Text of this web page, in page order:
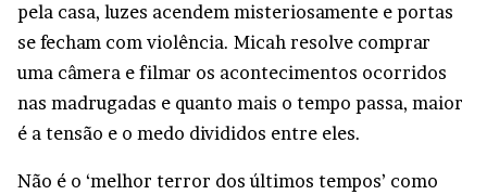
pela casa, luzes acendem misteriosamente e portas
se fecham com violência. Micah resolve comprar
uma câmera e filmar os acontecimentos ocorridos
nas madrugadas e quanto mais o tempo passa, maior
é a tensão e o medo divididos entre eles.
Não é o ‘melhor terror dos últimos tempos’ como